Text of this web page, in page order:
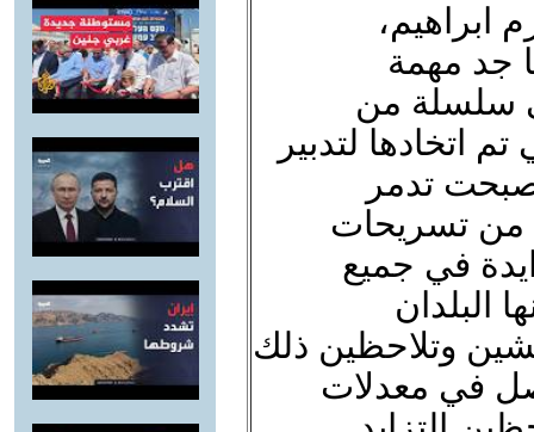
ابراهيم،
جد مهمة
سلسلة من
اتخادها لتدبير
تدمر
من تسريحات
في جميع
البلدان
وتلاحظين ذلك
في معدلات